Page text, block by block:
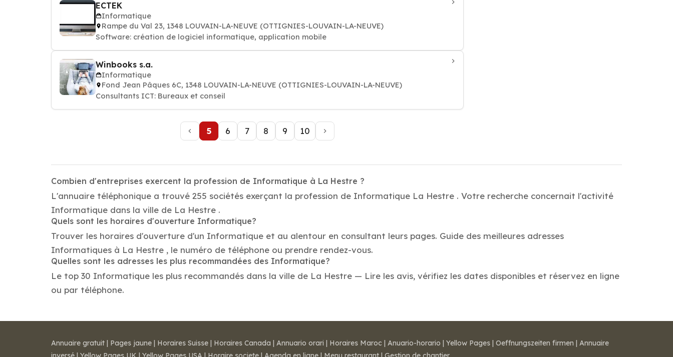
ECTEK
Informatique
Rampe du Val 23, 1348 LOUVAIN-LA-NEUVE (OTTIGNIES-LOUVAIN-LA-NEUVE)
Software: création de logiciel informatique, application mobile
Winbooks s.a.
Informatique
Fond Jean Pâques 6C, 1348 LOUVAIN-LA-NEUVE (OTTIGNIES-LOUVAIN-LA-NEUVE)
Consultants ICT: Bureaux et conseil
5 6 7 8 9 10
Combien d'entreprises exercent la profession de Informatique à La Hestre ?
L'annuaire téléphonique a trouvé 255 sociétés exerçant la profession de Informatique La Hestre . Votre recherche concernait l'activité
Informatique dans la ville de La Hestre .
Quels sont les horaires d'ouverture Informatique?
Trouver les horaires d'ouverture d'un Informatique et au alentour en consultant leurs pages. Guide des meilleures adresses
Informatiques à La Hestre , le numéro de téléphone ou prendre rendez-vous.
Quelles sont les adresses les plus recommandées des Informatique?
Le top 30 Informatique les plus recommandés dans la ville de La Hestre — Lire les avis, vérifiez les dates disponibles et réservez en ligne
ou par téléphone.
Annuaire gratuit | Pages jaune | Horaires Suisse | Horaires Canada | Annuario orari | Horaires Maroc | Anuario-horario | Yellow Pages | Oeffnungszeiten firmen | Annuaire